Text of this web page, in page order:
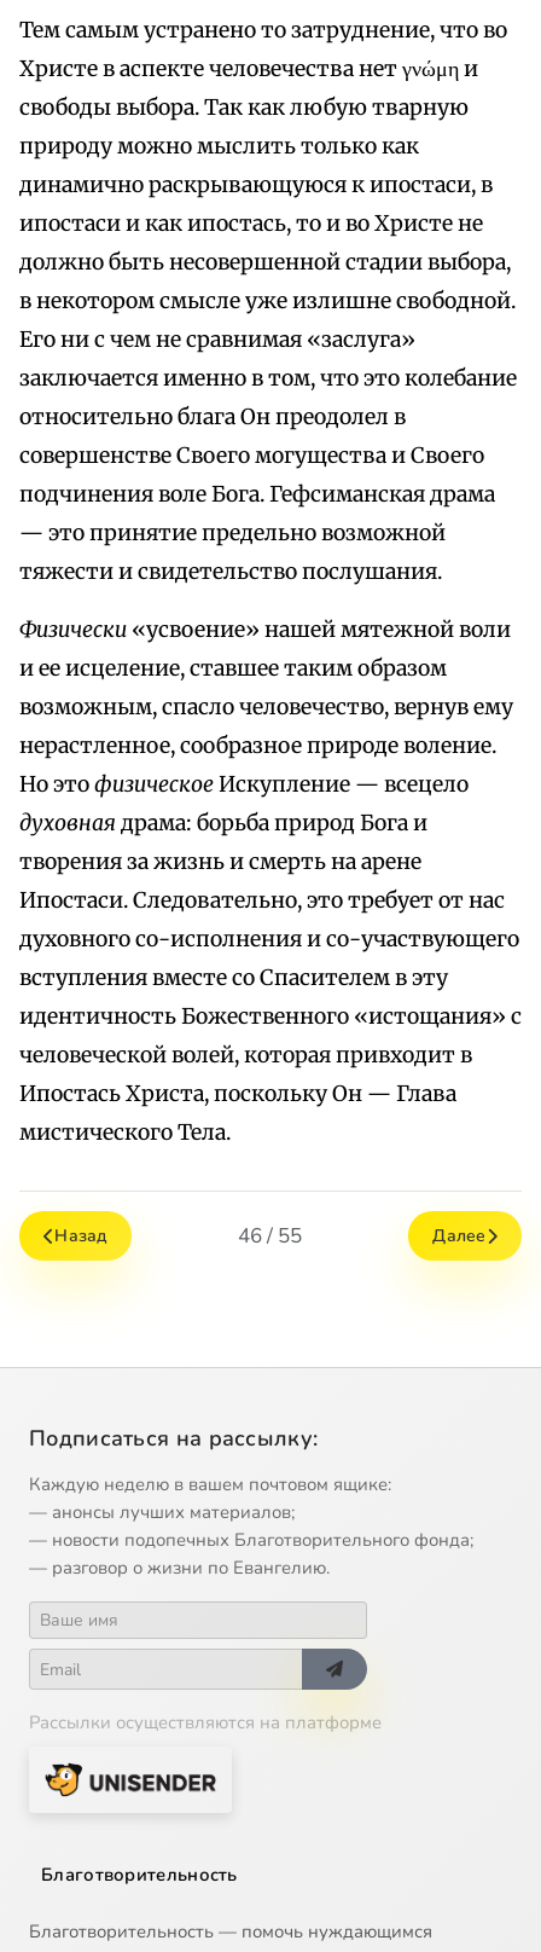
Тем самым устранено то затруднение, что во
Христе в аспекте человечества нет γνώμη и
свободы выбора. Так как любую тварную
природу можно мыслить только как
динамично раскрывающуюся к ипостаси, в
ипостаси и как ипостась, то и во Христе не
должно быть несовершенной стадии выбора,
в некотором смысле уже излишне свободной.
Его ни с чем не сравнимая «заслуга»
заключается именно в том, что это колебание
относительно блага Он преодолел в
совершенстве Своего могущества и Своего
подчинения воле Бога. Гефсиманская драма
— это принятие предельно возможной
тяжести и свидетельство послушания.
Физически «усвоение» нашей мятежной воли
и ее исцеление, ставшее таким образом
возможным, спасло человечество, вернув ему
нерастленное, сообразное природе воление.
Но этофизическоеИскупление — всецело
духовная драма: борьба природ Бога и
творения за жизнь и смерть на арене
Ипостаси. Следовательно, это требует от нас
духовного со-исполнения и со-участвующего
вступления вместе со Спасителем в эту
идентичность Божественного «истощания» с
человеческой волей, которая привходит в
Ипостась Христа, поскольку Он — Глава
мистического Тела.
Назад 46 / 55 Далее
Подписаться на рассылку:
Каждую неделю в вашем почтовом ящике:
— анонсы лучших материалов;
— новости подопечных Благотворительного фонда;
— разговор о жизни по Евангелию.
Рассылки осуществляются на платформе
Благотворительность
Благотворительность — помочь нуждающимся